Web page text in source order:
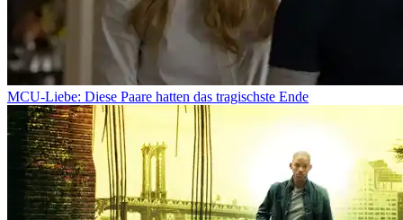
MCU-Liebe: Diese Paare hatten das tragischste Ende